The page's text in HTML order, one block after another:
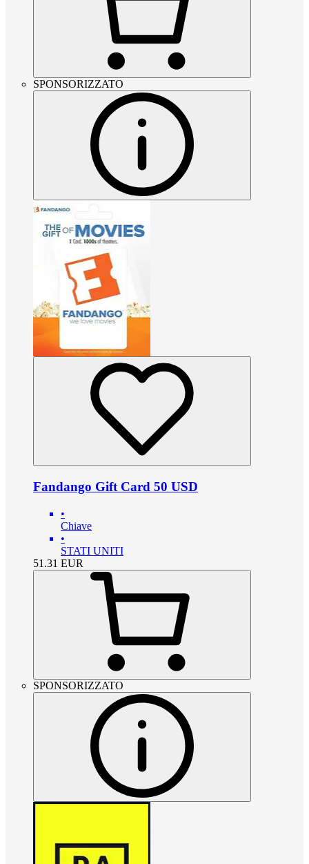
SPONSORIZZATO
Fandango Gift Card 50 USD
•
Chiave
•
STATI UNITI
51.31 EUR
SPONSORIZZATO